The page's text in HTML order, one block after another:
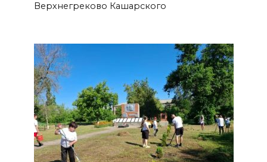
Верхнегреково Кашарского